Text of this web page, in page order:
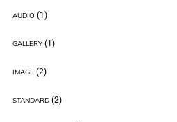
AUDIO (1)
GALLERY(1)
IMAGE(2)
STANDARD(2)